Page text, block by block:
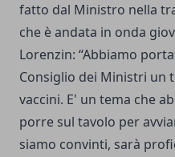
fatto dal Ministro nella
che è andata in onda
Lorenzin: “Abbiamo
Consiglio dei Ministri un
vaccini. E' un tema che
porre sul tavolo per
siamo convinti, sarà